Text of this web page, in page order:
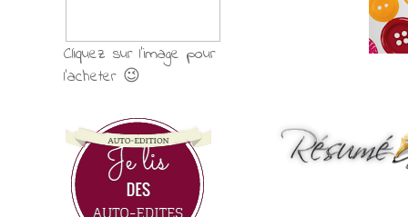
Cliquez sur l'image pour
l'acheter 😉